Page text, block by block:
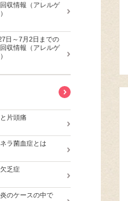
収情報（アレルゲ
日～7月2日までの
収情報（アレルゲ
片頭痛
ラ菌血症とは
乏症
のケースの中で